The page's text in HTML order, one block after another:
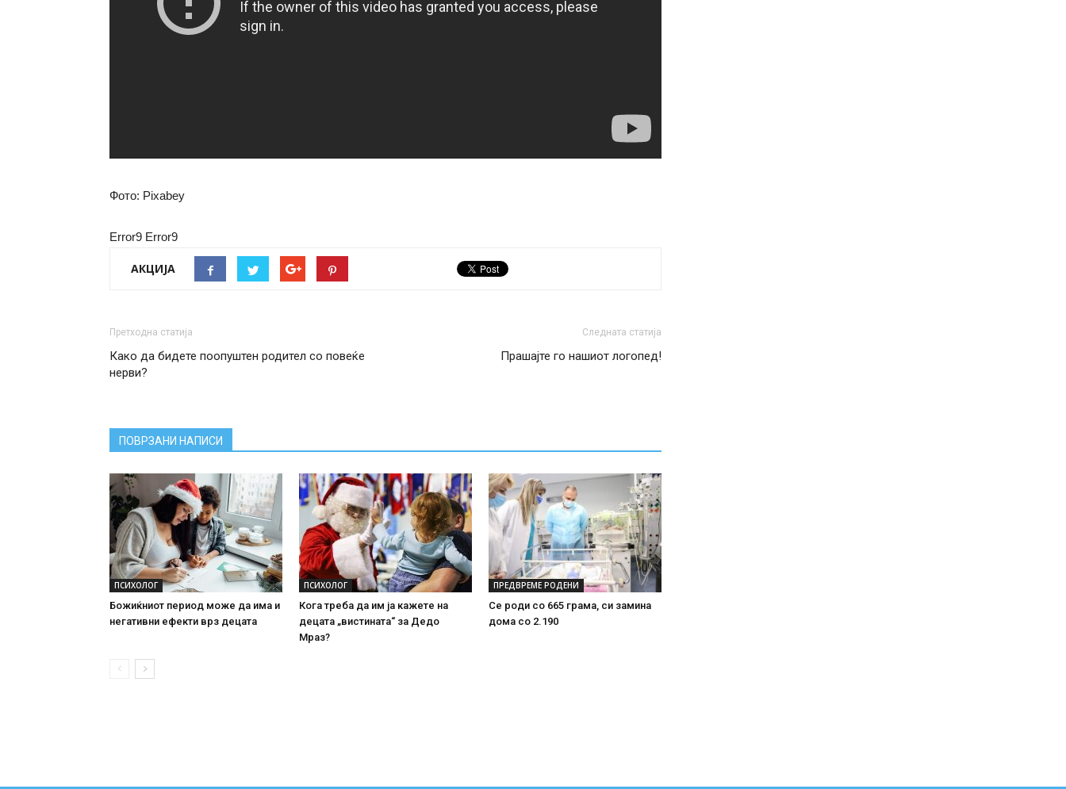
Фото: Pixabey
Error9 Error9
АКЦИЈА
Претходна статија
Како да бидете поопуштен родител со повеќе
нерви?
Следната статија
Прашајте го нашиот логопед!
ПОВРЗАНИ НАПИСИ
ПСИХОЛОГ
Божиќниот период може да има и
негативни ефекти врз децата
ПСИХОЛОГ
Кога треба да им ја кажете на
децата „вистината“ за Дедо
Мраз?
ПРЕДВРЕМЕ РОДЕНИ
Се роди со 665 грама, си замина
дома со 2.190